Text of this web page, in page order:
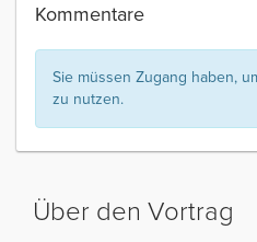
Kommentare
Sie müssen Zugang haben,
zu nutzen.
Über den Vortrag